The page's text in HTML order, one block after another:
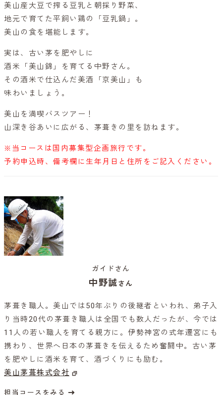
美山産大豆で搾る豆乳と朝採り野菜、
地元で育てた平飼い鶏の「豆乳鍋」。
美山の食を堪能します。
実は、古い茅を肥やしに
酒米「美山錦」を育てる中野さん。
その酒米で仕込んだ美酒「京美山」も
味わいましょう。
美山を満喫バスツアー！
山深き谷あいに広がる、茅葺きの里を訪ねます。
※当コースは国内募集型企画旅行です。
予約申込時、備考欄に生年月日と住所をご記入ください。
ガイドさん
中野誠さん
茅葺き職人。美山では50年ぶりの後継者といわれ、弟子入
り当時20代の茅葺き職人は全国でも数人だったが、今では
11人の若い職人を育てる親方に。伊勢神宮の式年遷宮にも
携わり、世界へ日本の茅葺きを伝えるため奮闘中。古い茅
を肥やしに酒米を育て、酒づくりにも励む。
美山茅葺株式会社
担当コースをみる